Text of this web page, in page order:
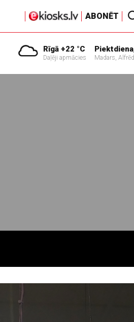
ABONĒT
Rīgā +22 °C
Daļēji apmācies Madars,